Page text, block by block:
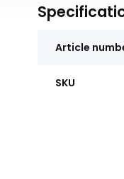
Article
SKU